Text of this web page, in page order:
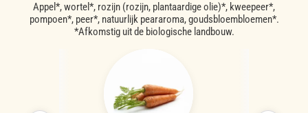
Appel*, wortel*, rozijn (rozijn, plantaardige olie)*, kweepeer*,
pompoen*, peer*, natuurlijk peararoma, goudsbloembloemen*.
*Afkomstig uit de biologische landbouw.